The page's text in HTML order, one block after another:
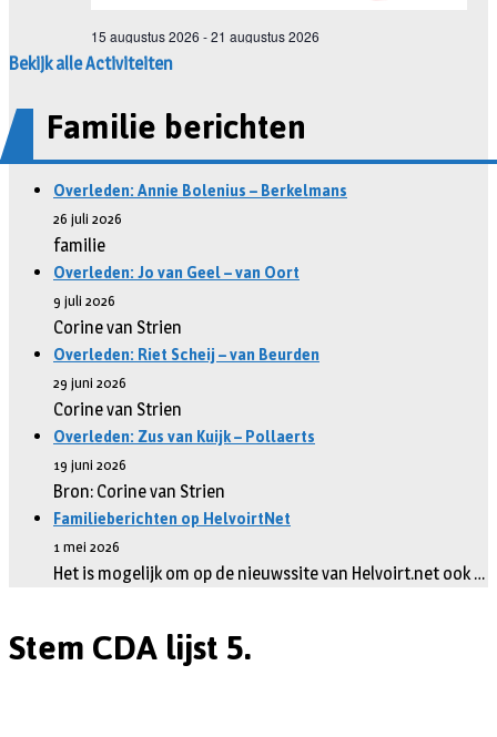
Bekijk alle Activiteiten
Familie berichten
Overleden: Annie Bolenius – Berkelmans
26 juli 2026
familie
Overleden: Jo van Geel – van Oort
9 juli 2026
Corine van Strien
Overleden: Riet Scheij – van Beurden
29 juni 2026
Corine van Strien
Overleden: Zus van Kuijk – Pollaerts
19 juni 2026
Bron: Corine van Strien
Familieberichten op HelvoirtNet
1 mei 2026
Het is mogelijk om op de nieuwssite van Helvoirt.net ook …
Stem CDA lijst 5.